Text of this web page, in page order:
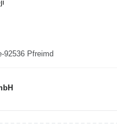
92536 Pfreimd